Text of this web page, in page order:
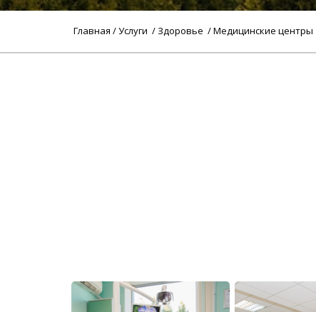
Главная /Услуги / Здоровье /Медицинские центры
Назад